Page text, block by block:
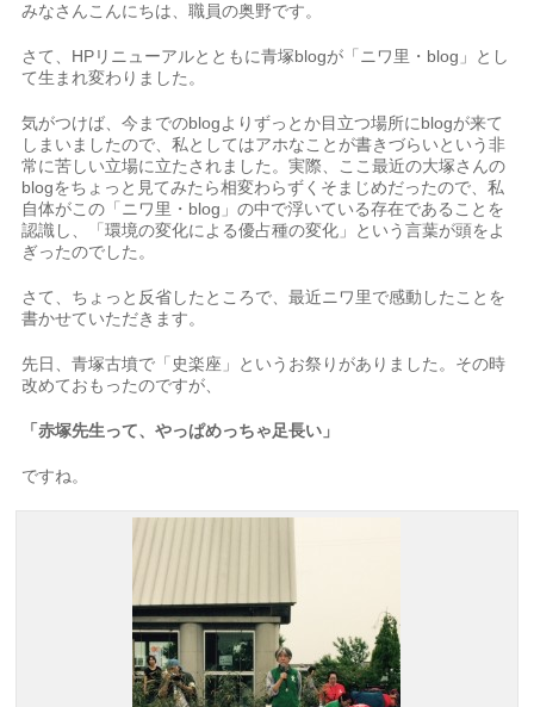
みなさんこんにちは、職員の奥野です。
さて、HPリニューアルとともに青塚blogが「ニワ里・blog」とし
て生まれ変わりました。
気がつけば、今までのblogよりずっとか目立つ場所にblogが来て
しまいましたので、私としてはアホなことが書きづらいという非
常に苦しい立場に立たされました。実際、ここ最近の大塚さんの
blogをちょっと見てみたら相変わらずくそまじめだったので、私
自体がこの「ニワ里・blog」の中で浮いている存在であることを
認識し、「環境の変化による優占種の変化」という言葉が頭をよ
ぎったのでした。
さて、ちょっと反省したところで、最近ニワ里で感動したことを
書かせていただきます。
先日、青塚古墳で「史楽座」というお祭りがありました。その時
改めておもったのですが、
「赤塚先生って、やっぱめっちゃ足長い」
ですね。